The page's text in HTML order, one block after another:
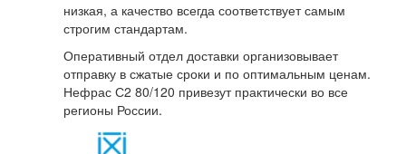
низкая, а качество всегда соответствует самым
строгим стандартам.
Оперативный отдел доставки организовывает
отправку в сжатые сроки и по оптимальным ценам.
Нефрас С2 80/120 привезут практически во все
регионы России.